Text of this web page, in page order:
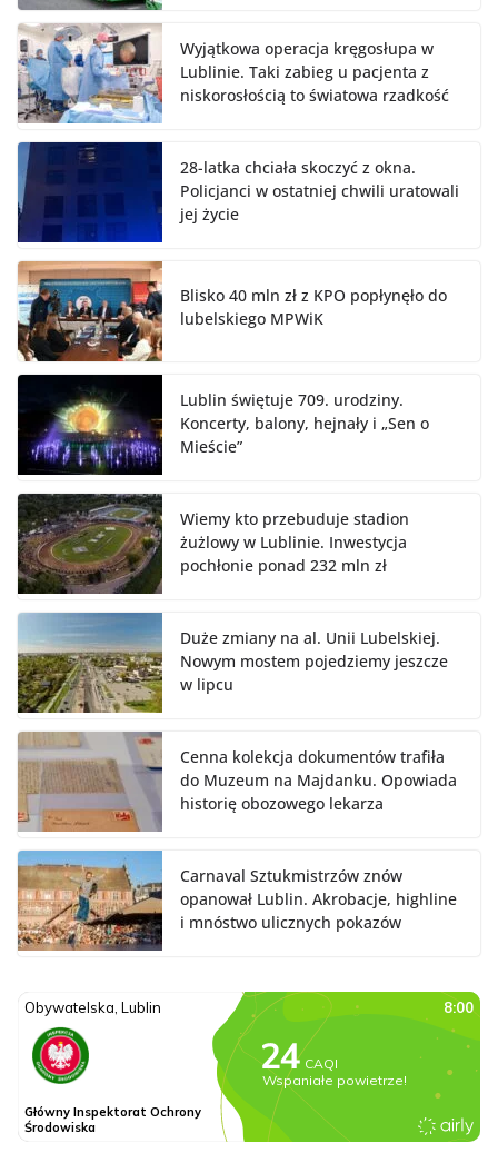
Wyjątkowa operacja kręgosłupa w
Lublinie. Taki zabieg u pacjenta z
niskorosłością to światowa rzadkość
28-latka chciała skoczyć z okna.
Policjanci w ostatniej chwili uratowali
jej życie
Blisko 40 mln zł z KPO popłynęło do
lubelskiego MPWiK
Lublin świętuje 709. urodziny.
Koncerty, balony, hejnały i „Sen o
Mieście”
Wiemy kto przebuduje stadion
żużlowy w Lublinie. Inwestycja
pochłonie ponad 232 mln zł
Duże zmiany na al. Unii Lubelskiej.
Nowym mostem pojedziemy jeszcze
w lipcu
Cenna kolekcja dokumentów trafiła
do Muzeum na Majdanku. Opowiada
historię obozowego lekarza
Carnaval Sztukmistrzów znów
opanował Lublin. Akrobacje, highline
i mnóstwo ulicznych pokazów